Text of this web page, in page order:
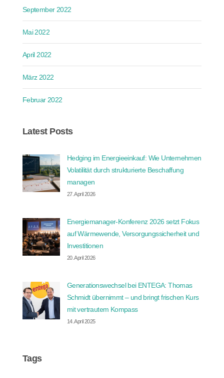
September 2022
Mai 2022
April 2022
März 2022
Februar 2022
Latest Posts
Hedging im Energieeinkauf: Wie Unternehmen
Volatilität durch strukturierte Beschaffung
managen
27. April 2026
Energiemanager-Konferenz 2026 setzt Fokus
auf Wärmewende, Versorgungssicherheit und
Investitionen
20. April 2026
Generationswechsel bei ENTEGA: Thomas
Schmidt übernimmt – und bringt frischen Kurs
mit vertrautem Kompass
14. April 2025
Tags